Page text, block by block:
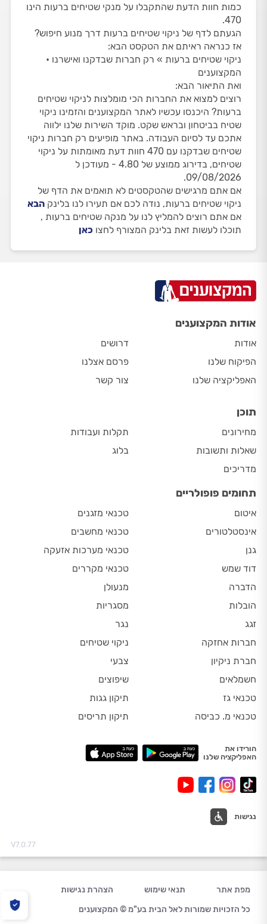
כמות חוות הדעת שהתקבלו על מנקי שטיחים ברעות הינו
470.
הגעתם לדף של ניקוי שטיחים ברעות דרך מנוע חיפוש?
אז כנראה ראיתם את הטקסט הבא:
ניקוי שטיחים ברעות » רק חברות שבדקנו ואישרנו •
המקצוענים
ואת התיאור הבא:
רוצים למצוא את החברות הכי מומלצות לניקוי שטיחים
ברעות? היכנסו עכשיו לאתר המקצוענים והזמינו ניקוי
שטיח בביטחון ובראש שקט. מוקד השירות שלנו ילווה
אתכם עד לסיום העבודה. באתר מופיעים רק חברות ניקוי
שטיחים שבדקנו עם 470 חוות דעת מאומתות על ניקוי
שטיחים, בדירוג ממוצע של 4.80 - מעודכן ל
09/08/2026.
אם אתם מרגישים שהטקסטים לא תואמים את הדף של
ניקוי שטיחים ברעות, נודה לכם אם תעירו לנו בלינק הבא
אם אתם רוצים להמליץ לנו על מנקה שטיחים ברעות ,
תוכלו לעשות זאת בלינק המצורף לחצו כאן
אודות המקצוענים
אודות
הפיקוח שלנו
האפליקציה שלנו
דרושים
פרסם אצלנו
צור קשר
תוכן
מחירונים
שאלות ותשובות
מדריכים
תקלות ועבודות
בלוג
תחומים פופולריים
איטום
אינסטלטורים
גנן
דוד שמש
הדברה
הובלות
זגג
חברות אחזקה
חברת ניקיון
חשמלאים
טכנאי גז
טכנאי מ. כביסה
טכנאי מזגנים
טכנאי מחשבים
טכנאי מערכות אזעקה
טכנאי מקררים
מנעולן
מסגריות
נגר
ניקוי שטיחים
צבעי
שיפוצים
תיקון גגות
תיקון תריסים
הורידו את
האפליקציה שלנו
נגישות
V7.0.77
מפת אתר תנאי שימוש
הצהרת נגישות
כל הזכויות שמורות לאל הבית בע"מ © המקצוענים